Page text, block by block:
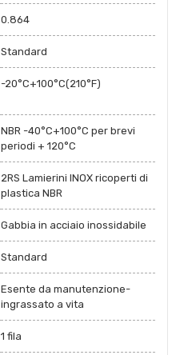
0.864
Standard
-20°C+100°C(210°F)
NBR -40°C+100°C per brevi
periodi + 120°C
2RS Lamierini INOX ricoperti di
plastica NBR
Gabbia in acciaio inossidabile
Standard
Esente da manutenzione-
ingrassato a vita
1 fila